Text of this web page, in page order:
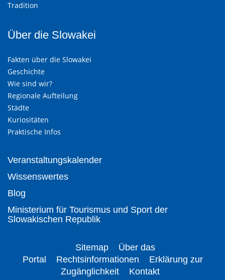
Tradition
Über die Slowakei
Fakten über die Slowakei
Geschichte
Wie sind wir?
Regionale Aufteilung
Städte
Kuriositäten
Praktische Infos
Veranstaltungskalender
Wissenswertes
Blog
Ministerium für Tourismus und Sport der
Slowakischen Republik
Sitemap
Über das
Portal
Rechtsinformationen
Erklärung zur
Zugänglichkeit
Kontakt